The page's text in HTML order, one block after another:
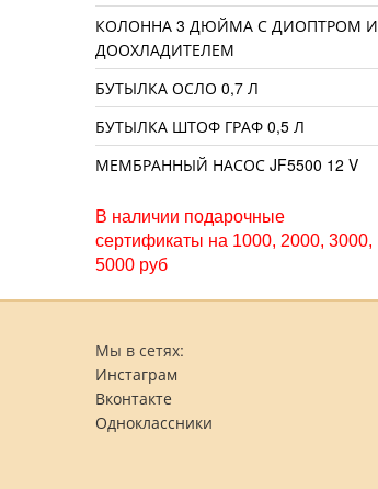
КОЛОННА 3 ДЮЙМА С ДИОПТРОМ И
ДООХЛАДИТЕЛЕМ
БУТЫЛКА ОСЛО 0,7 Л
БУТЫЛКА ШТОФ ГРАФ 0,5 Л
МЕМБРАННЫЙ НАСОС JF5500 12 V
В наличии подарочные
сертификаты на 1000, 2000, 3000,
5000 руб
Мы в сетях:
Инстаграм
Вконтакте
Одноклассники